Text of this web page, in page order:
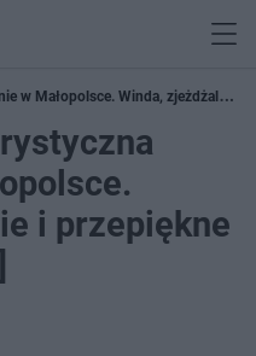
w Małopolsce. Winda, zjeżdżalnie i
i przepiękne